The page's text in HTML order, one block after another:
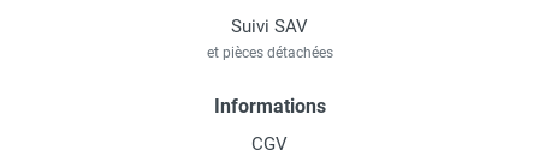
Suivi SAV
et pièces détachées
Informations
CGV